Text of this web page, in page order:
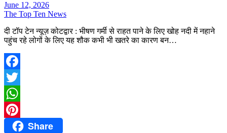
June 12, 2026
The Top Ten News
दी टॉप टेन न्यूज़ कोटद्वार : भीषण गर्मी से राहत पाने के लिए खोह नदी में नहाने
पहुंच रहे लोगों के लिए यह शौक कभी भी खतरे का कारण बन…
Facebook
Twitter
WhatsApp
PinterestShare